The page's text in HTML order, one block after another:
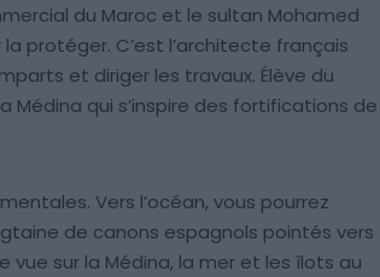
du Maroc et le sultan Mohamed
protéger. C’est l’architecte français
et diriger les travaux. Élève du
Médina qui s’inspire des fortifications de
Vers l’océan, vous pourrez
de canons espagnols pointés vers
vue sur la Médina, la mer et les îlots au